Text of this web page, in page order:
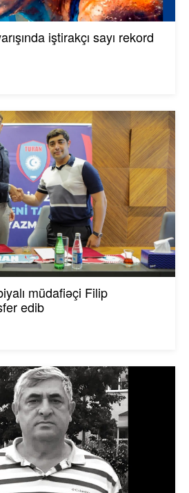
iştirakçı sayı rekord
müdafiəçi Filip
edib